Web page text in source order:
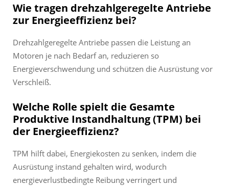
Wie tragen drehzahlgeregelte Antriebe
zur Energieeffizienz bei?
Drehzahlgeregelte Antriebe passen die Leistung an
Motoren je nach Bedarf an, reduzieren so
Energieverschwendung und schützen die Ausrüstung vor
Verschleiß.
Welche Rolle spielt die Gesamte
Produktive Instandhaltung (TPM) bei
der Energieeffizienz?
TPM hilft dabei, Energiekosten zu senken, indem die
Ausrüstung instand gehalten wird, wodurch
energieverlustbedingte Reibung verringert und